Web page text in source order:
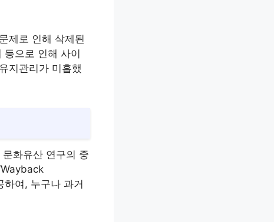
제로 인해 삭제된
등으로 인해 사이
지관리가 미흡했
화유산 연구의 중
하여, 누구나 과거